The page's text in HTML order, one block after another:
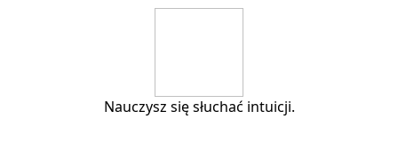
Nauczysz się słuchać intuicji.